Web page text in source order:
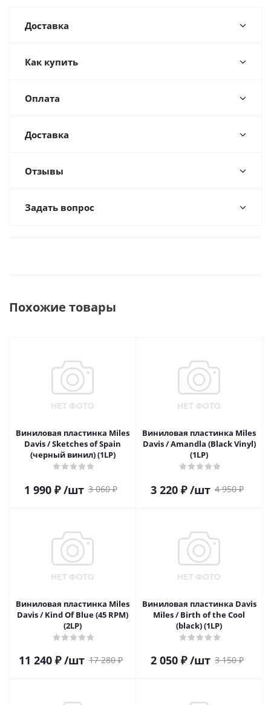
Доставка
Как купить
Оплата
Доставка
Отзывы
Задать вопрос
Похожие товары
Виниловая пластинка Miles
Davis / Sketches of Spain
(черный винил) (1LP)
1 990₽ /шт 3 060₽
Виниловая пластинка Miles
Davis / Amandla (Black Vinyl)
(1LP)
3 220₽ /шт 4 950₽
Виниловая пластинка Miles
Davis / Kind Of Blue (45 RPM)
(2LP)
11 240₽ /шт 17 280₽
Виниловая пластинка Davis
Miles / Birth of the Cool
(black) (1LP)
2 050₽ /шт 3 150₽